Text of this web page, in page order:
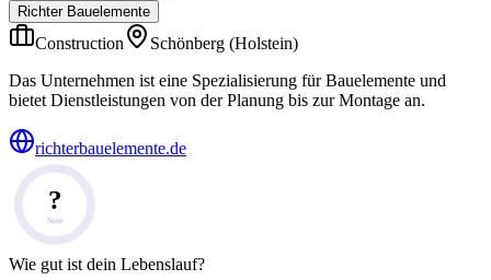
Richter Bauelemente
Construction
Schönberg (Holstein)
Das Unternehmen ist eine Spezialisierung für Bauelemente und
bietet Dienstleistungen von der Planung bis zur Montage an.
richterbauelemente.de
?
Note
Wie gut ist dein Lebenslauf?